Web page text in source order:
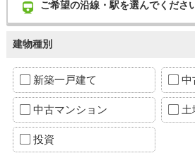
ご希望の沿線・駅を選んでくださ
建物種別
新築一戸建て 中
中古マンション 土
投資